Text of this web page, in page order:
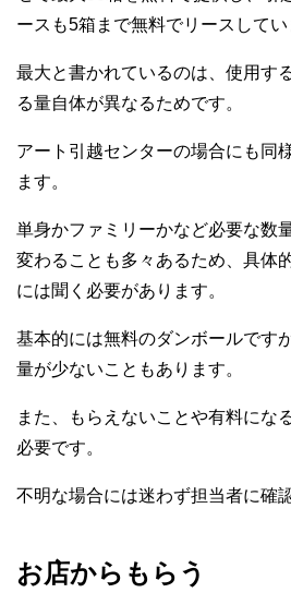
ースも5箱まで無料でリースしてい
最大と書かれているのは、使用す
る量自体が異なるためです。
アート引越センターの場合にも同
ます。
単身かファミリーかなど必要な数
変わることも多々あるため、具体
には聞く必要があります。
基本的には無料のダンボールです
量が少ないこともあります。
また、もらえないことや有料にな
必要です。
不明な場合には迷わず担当者に確
お店からもらう